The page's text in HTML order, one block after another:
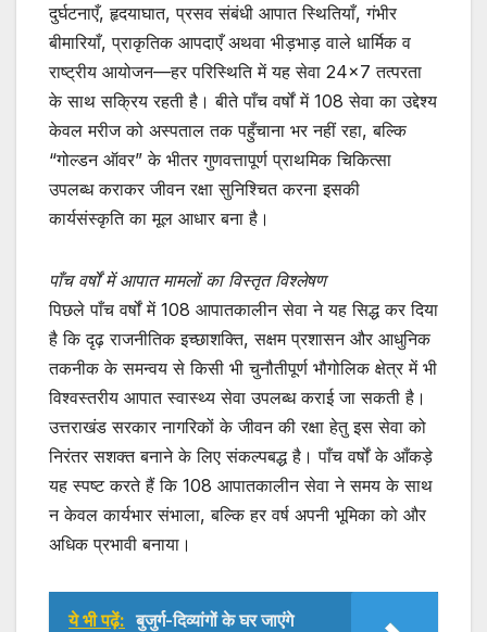
दुर्घटनाएँ, हृदयाघात, प्रसव संबंधी आपात स्थितियाँ, गंभीर
बीमारियाँ, प्राकृतिक आपदाएँ अथवा भीड़भाड़ वाले धार्मिक व
राष्ट्रीय आयोजन—हर परिस्थिति में यह सेवा 24×7 तत्परता
के साथ सक्रिय रहती है। बीते पाँच वर्षों में 108 सेवा का उद्देश्य
केवल मरीज को अस्पताल तक पहुँचाना भर नहीं रहा, बल्कि
“गोल्डन ऑवर” के भीतर गुणवत्तापूर्ण प्राथमिक चिकित्सा
उपलब्ध कराकर जीवन रक्षा सुनिश्चित करना इसकी
कार्यसंस्कृति का मूल आधार बना है।
पाँच वर्षों में आपात मामलों का विस्तृत विश्लेषण
पिछले पाँच वर्षों में 108 आपातकालीन सेवा ने यह सिद्ध कर दिया
है कि दृढ़ राजनीतिक इच्छाशक्ति, सक्षम प्रशासन और आधुनिक
तकनीक के समन्वय से किसी भी चुनौतीपूर्ण भौगोलिक क्षेत्र में भी
विश्वस्तरीय आपात स्वास्थ्य सेवा उपलब्ध कराई जा सकती है।
उत्तराखंड सरकार नागरिकों के जीवन की रक्षा हेतु इस सेवा को
निरंतर सशक्त बनाने के लिए संकल्पबद्ध है। पाँच वर्षों के आँकड़े
यह स्पष्ट करते हैं कि 108 आपातकालीन सेवा ने समय के साथ
न केवल कार्यभार संभाला, बल्कि हर वर्ष अपनी भूमिका को और
अधिक प्रभावी बनाया।
ये भी पढ़ें: बुजुर्ग-दिव्यांगों के घर जाएंगे